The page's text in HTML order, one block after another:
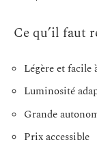
Ce qu’il faut
Légère et facile
Luminosité
Grande
Prix accessible